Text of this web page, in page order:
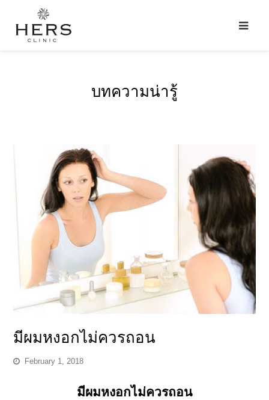
บทความน่ารู้
มีผมหงอกไม่ควรถอน
February 1, 2018
มีผมหงอกไม่ควรถอน